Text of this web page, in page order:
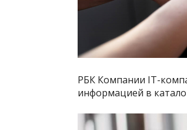
РБК Компании IT-
информацией в